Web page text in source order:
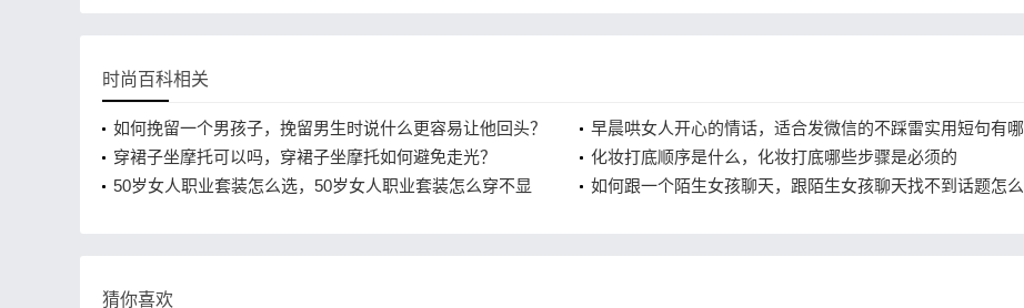
时尚百科相关
如何挽留一个男孩子，挽留男生时说什么更容易让他回头？
早晨哄女人开心的情话，适合发微信的不踩雷实用短句有哪
些
穿裙子坐摩托可以吗，穿裙子坐摩托如何避免走光？
化妆打底顺序是什么，化妆打底哪些步骤是必须的
50岁女人职业套装怎么选，50岁女人职业套装怎么穿不显
如何跟一个陌生女孩聊天，跟陌生女孩聊天找不到话题怎么
猜你喜欢